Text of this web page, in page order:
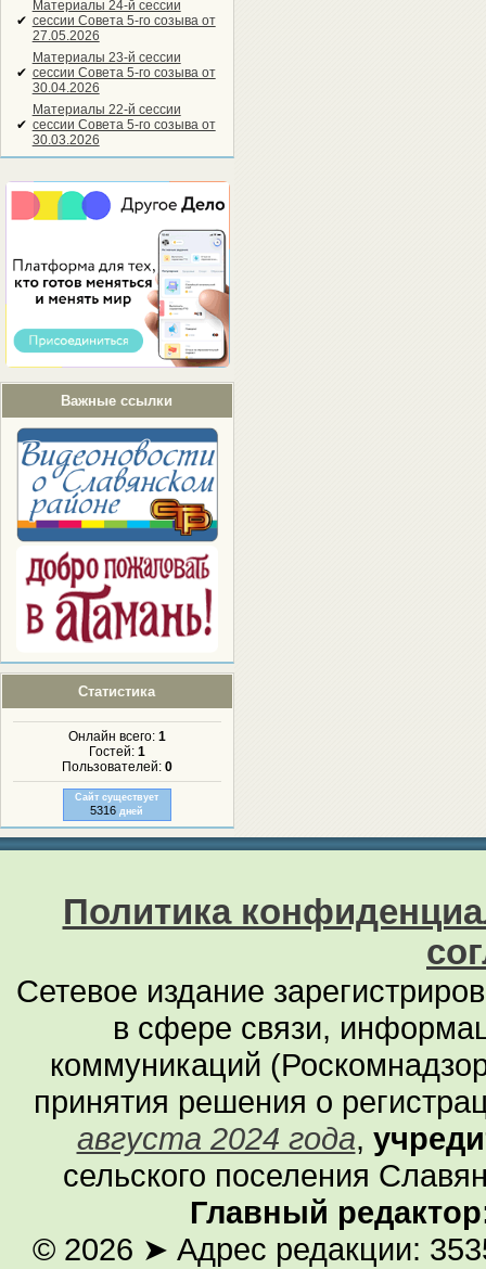
✔
Материалы 24-й сессии
сессии Совета 5-го созыва от
27.05.2026
✔
Материалы 23-й сессии
сессии Совета 5-го созыва от
30.04.2026
✔
Материалы 22-й сессии
сессии Совета 5-го созыва от
30.03.2026
Важные ссылки
Статистика
Онлайн всего: 1
Гостей: 1
Пользователей: 0
Сайт существует
5316 дней
Политика
Сетевое издание
в сфере связи,
коммуникаций
принятия решения о
августа 2024 года,
сельского поселения
Главный
© 2026 ➤ Адрес редакции: